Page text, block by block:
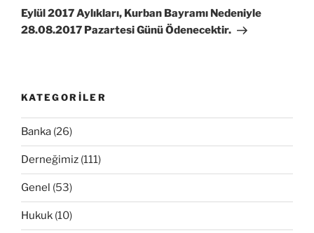
Yazı
Eylül 2017 Aylıkları, Kurban Bayramı Nedeniyle
28.08.2017 Pazartesi Günü Ödenecektir.
KATEGORILER
Banka (26)
Derneğimiz (111)
Genel (53)
Hukuk (10)